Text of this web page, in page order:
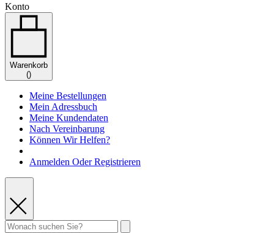
Konto
Warenkorb
()
Meine Bestellungen
Mein Adressbuch
Meine Kundendaten
Nach Vereinbarung
Können Wir Helfen?
Anmelden Oder Registrieren